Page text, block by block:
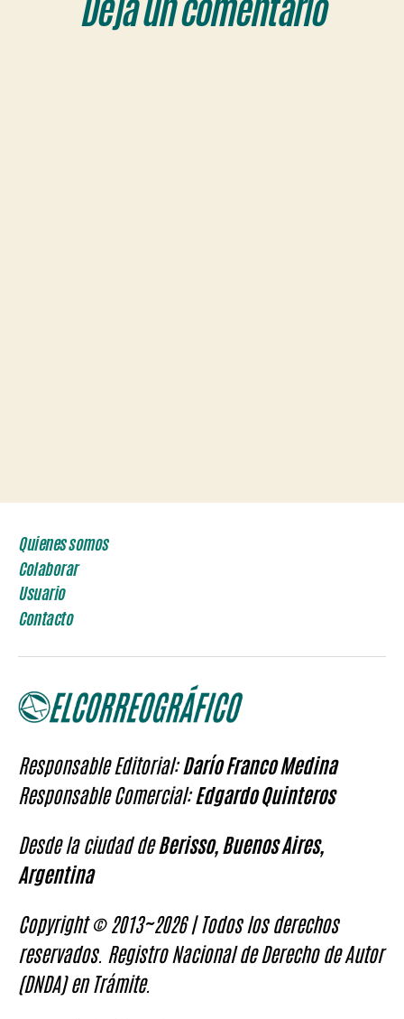
Deja un comentario
Quienes somos
Colaborar
Usuario
Contacto
Responsable Editorial:Darío Franco Medina
Responsable Comercial:Edgardo Quinteros
Desde la ciudad deBerisso, Buenos Aires,
Argentina
Copyright © 2013~2026 | Todos los derechos
reservados. Registro Nacional de Derecho de Autor
(DNDA) en Trámite.